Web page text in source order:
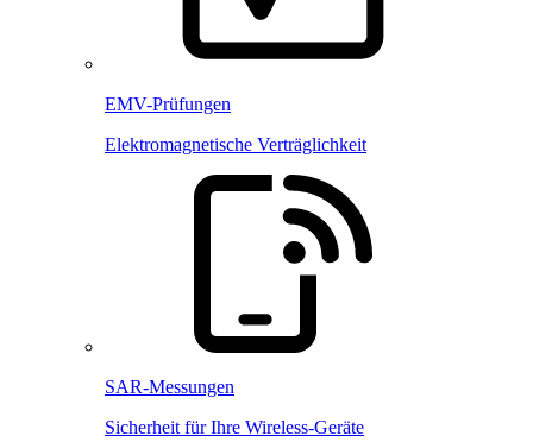
EMV-Prüfungen
Elektromagnetische Verträglichkeit
SAR-Messungen
Sicherheit für Ihre Wireless-Geräte